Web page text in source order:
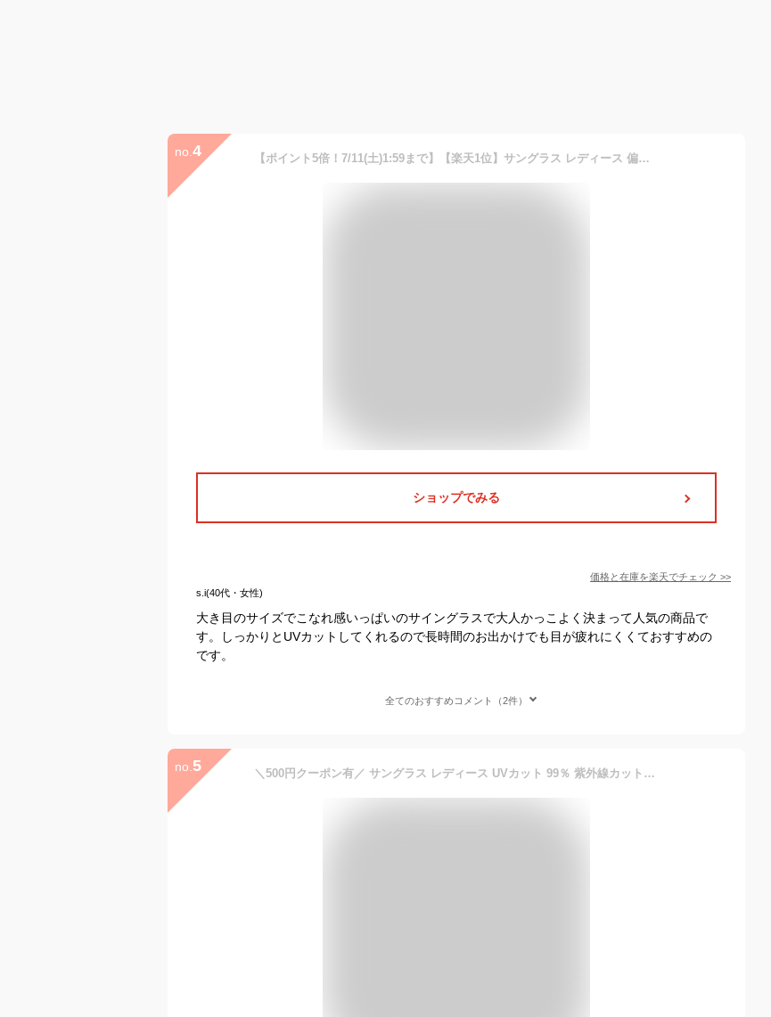
no. 4 【ポイント5倍！7/11(土)1:59まで】【楽天1位】サングラス レディース 偏光サングラス 大きい 40代 UVカット おしゃれ 偏光 小顔 50代 30代 UV スポーツ 偏光レンズ 大きめ 軽量 ドライブ
ショップでみる
価格と在庫を楽天でチェック >>
s.i(40代・女性)
大き目のサイズでこなれ感いっぱいのサイングラスで大人かっこよく決まって人気の商品で
す。しっかりとUVカットしてくれるので長時間のお出かけでも目が疲れにくくておすすめの
です。
全てのおすすめコメント（2件）
no. 5 ＼500円クーポン有／ サングラス レディース UVカット 99％ 紫外線カット おしゃれ 【楽天ランキング1位獲得】【宅配便配送】 sunglass 眼鏡 メガネ 花粉対策 UV400 紫外線対策 UV対策 黄砂対策 運転用 ( サングラス UV400 )